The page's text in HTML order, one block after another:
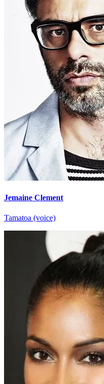
Jemaine Clement
Tamatoa (voice)